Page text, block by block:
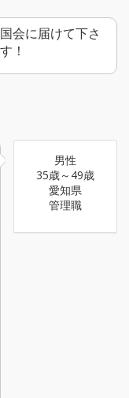
会に届けて下さ
！
男性
35歳～49歳
愛知県
管理職